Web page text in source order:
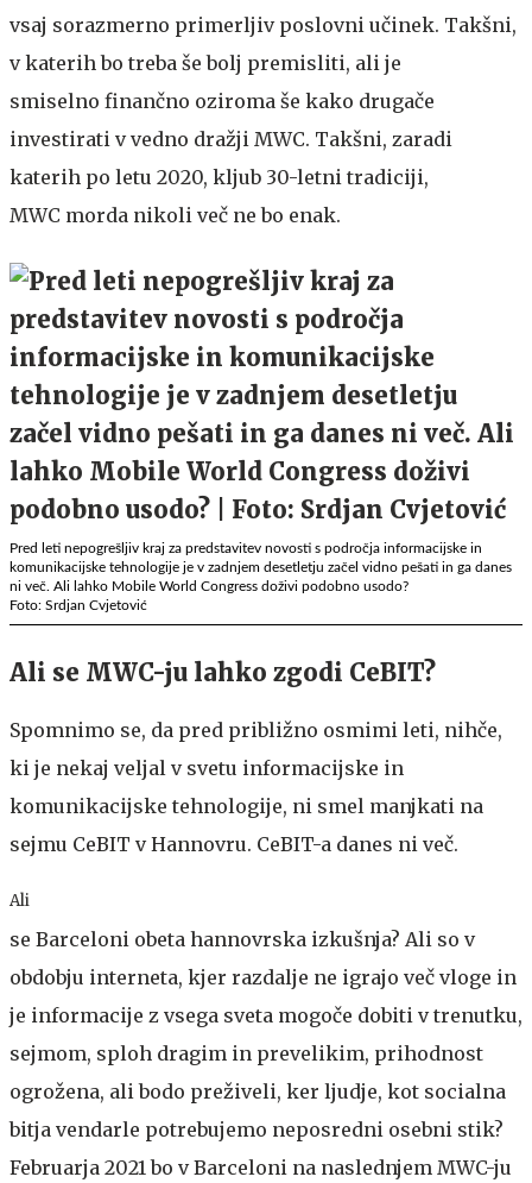
vsaj sorazmerno primerljiv poslovni učinek. Takšni,
v katerih bo treba še bolj premisliti, ali je
smiselno finančno oziroma še kako drugače
investirati v vedno dražji MWC. Takšni, zaradi
katerih po letu 2020, kljub 30-letni tradiciji,
MWC morda nikoli več ne bo enak.
Pred leti nepogrešljiv kraj za predstavitev novosti s področja informacijske in
komunikacijske tehnologije je v zadnjem desetletju začel vidno pešati in ga danes
ni več. Ali lahko Mobile World Congress doživi podobno usodo?
Foto: Srdjan Cvjetović
Ali se MWC-ju lahko zgodi CeBIT?
Spomnimo se, da pred približno osmimi leti, nihče,
ki je nekaj veljal v svetu informacijske in
komunikacijske tehnologije, ni smel manjkati na
sejmu CeBIT v Hannovru. CeBIT-a danes ni več.
Ali
se Barceloni obeta hannovrska izkušnja? Ali so v
obdobju interneta, kjer razdalje ne igrajo več vloge in
je informacije z vsega sveta mogoče dobiti v trenutku,
sejmom, sploh dragim in prevelikim, prihodnost
ogrožena, ali bodo preživeli, ker ljudje, kot socialna
bitja vendarle potrebujemo neposredni osebni stik?
Februarja 2021 bo v Barceloni na naslednjem MWC-ju